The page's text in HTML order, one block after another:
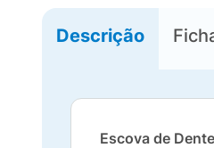
Descrição
Escova de